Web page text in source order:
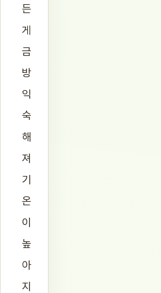
든
게
금
방
익
숙
해
져
기
온
이
높
아
지